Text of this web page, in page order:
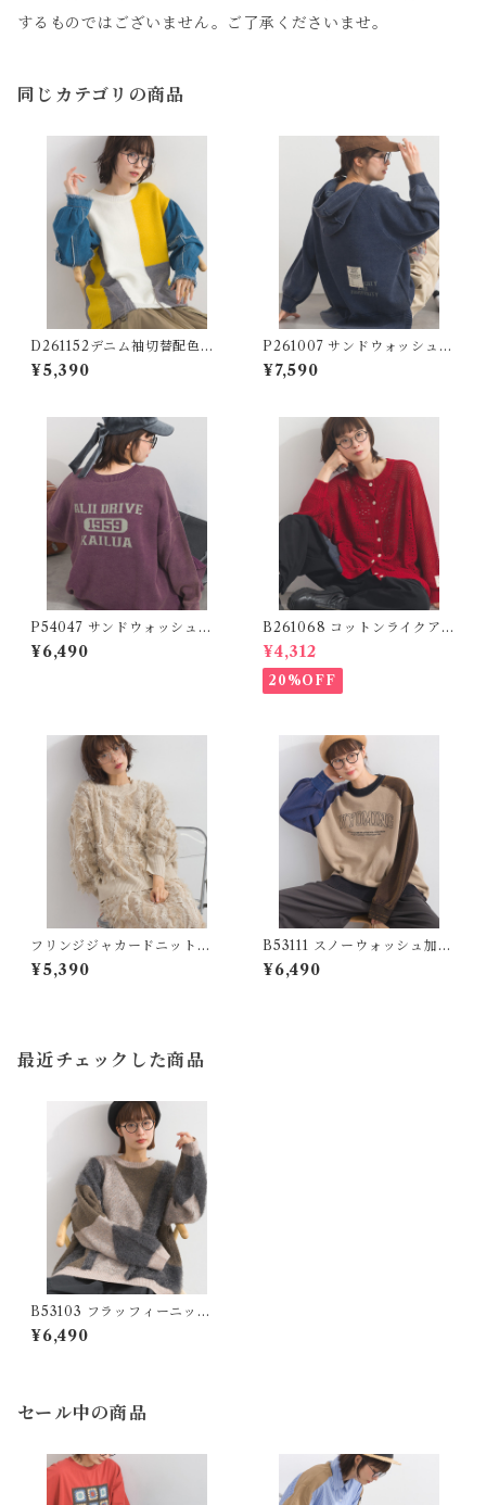
するものではございません。ご了承くださいませ。
同じカテゴリの商品
D261152デニム袖切替配色ダ
メージニット / Denim Sleeve
Color-Block Distressed K
¥5,390
P261007 サンドウォッシュカ
ットソーライクロゴ刺繍ニッ
トパーカー / Sand-Washed C
¥7,590
P54047 サンドウォッシュカ
ットソーライク2WAYロゴク
ルーネックカーディガン / San
¥6,490
B261068 コットンライクアク
リル前後2WAY透かし柄カー
ディガン / Cotton-Like Acr
ylic Reversible 2-Way Ope
nwork Cardigan
¥4,312
20%OFF
フリンジジャカードニットプ
ルオーバー P44068
¥5,390
B53111 スノーウォッシュ加工
カットソーライクニットヴィ
ンテージ風ロゴプルオーバー /
¥6,490
最近チェックした商品
B53103 フラッフィーニット×
ファンシーヤーン使い柄配色
ニットプルオーバー / Fluffy
¥6,490
セール中の商品